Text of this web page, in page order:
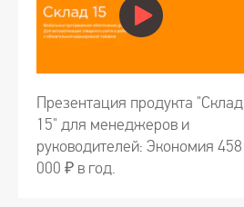
Презентация продукта "Склад
15" для менеджеров и
руководителей: Экономия 458
000 ₽ в год.